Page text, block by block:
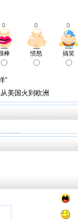
0 0 0
棒 愤怒 搞笑
”
美国火到欧洲